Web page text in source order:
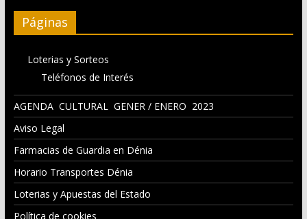
Páginas
Loterias y Sorteos
Teléfonos de Interés
AGENDA CULTURAL GENER / ENERO 2023
Aviso Legal
Farmacias de Guardia en Dénia
Horario Transportes Dénia
Loterias y Apuestas del Estado
Política de cookies